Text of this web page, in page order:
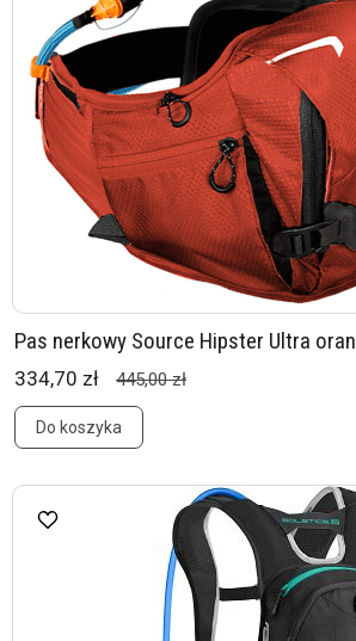
Pas nerkowy Source Hipster Ultra
334,70 zł 445,00 zł
Do koszyka